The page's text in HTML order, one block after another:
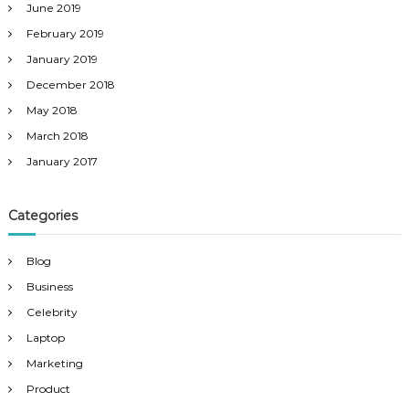
June 2019
February 2019
January 2019
December 2018
May 2018
March 2018
January 2017
Categories
Blog
Business
Celebrity
Laptop
Marketing
Product